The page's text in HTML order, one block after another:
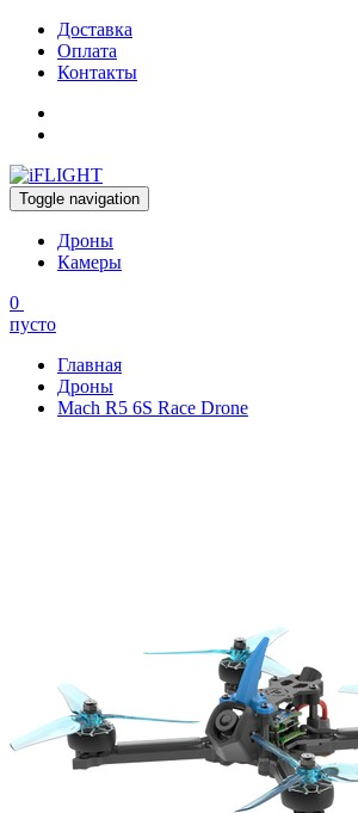
Доставка
Оплата
Контакты
Toggle navigation
Дроны
Камеры
0
пусто
Главная
Дроны
Mach R5 6S Race Drone